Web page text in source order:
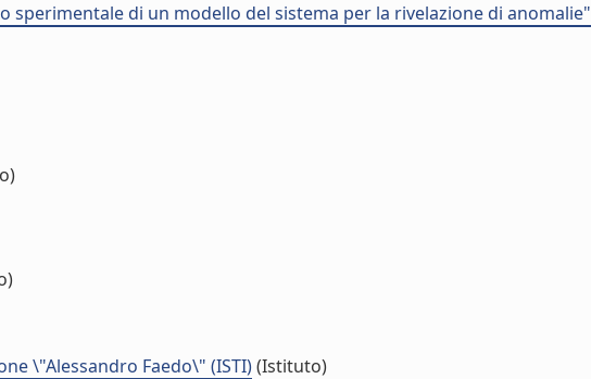
sperimentale di un modello del sistema per la rivelazione di anomalie"
\"Alessandro Faedo\" (ISTI)(Istituto)